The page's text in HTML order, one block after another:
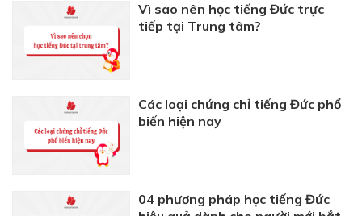
Vì sao nên học tiếng Đức trực
tiếp tại Trung tâm?
Các loại chứng chỉ tiếng Đức phổ
biến hiện nay
04 phương pháp học tiếng Đức